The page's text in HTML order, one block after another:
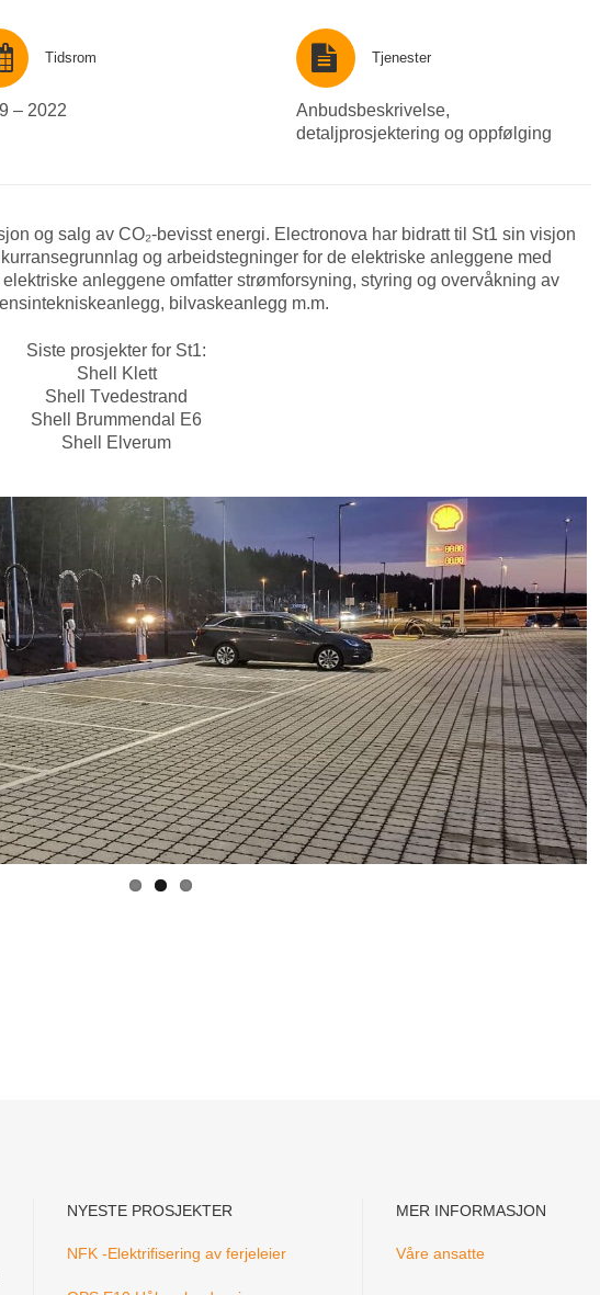
Tidsrom
– 2022
Tjenester
Anbudsbeskrivelse,
detaljprosjektering og oppfølging
og salg av CO₂-bevisst energi. Electronova har bidratt til St1 sin visjon
og arbeidstegninger for de elektriske anleggene med
anleggene omfatter strømforsyning, styring og overvåkning av
bilvaskeanlegg m.m.
Siste prosjekter for St1:
Shell Klett
Shell Tvedestrand
Shell Brummendal E6
Shell Elverum
NYESTE PROSJEKTER
NFK -Elektrifisering av ferjeleier
MER INFORMASJON
Våre ansatte